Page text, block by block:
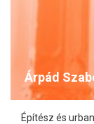
Árpád
Építész és